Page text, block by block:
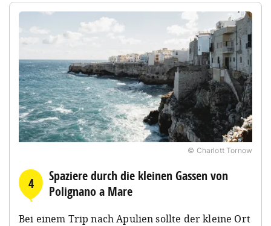
© Charlott Tornow
4
Spaziere durch die kleinen Gassen von
Polignano a Mare
Bei einem Trip nach Apulien sollte der kleine Ort